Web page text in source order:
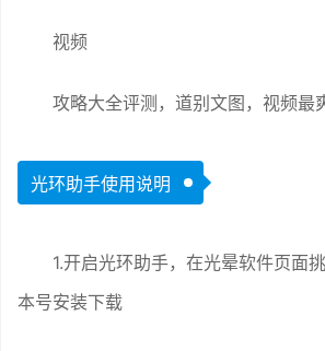
视频
攻略大全评测，道别文图，视频最
光环助手使用说明
1.开启光环助手，在光晕软件页面
本号安装下载